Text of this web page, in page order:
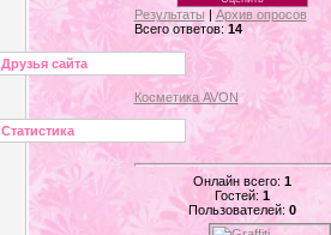
Результаты
Архив опросов
Всего ответов: 14
Друзья сайта
Косметика AVON
Статистика
Онлайн всего: 1
Гостей: 1
Пользователей: 0